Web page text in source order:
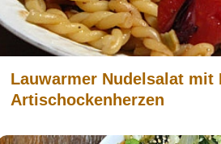
Lauwarmer Nudelsalat mit
Artischockenherzen